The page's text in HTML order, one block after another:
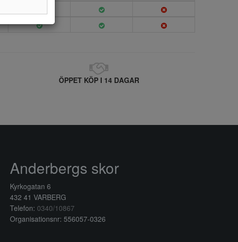
ÖPPET KÖP I 14 DAGAR
Anderbergs skor
Kyrkogatan 6
432 41 VARBERG
Telefon: 0340/10867
Organisationsnr: 556057-0326